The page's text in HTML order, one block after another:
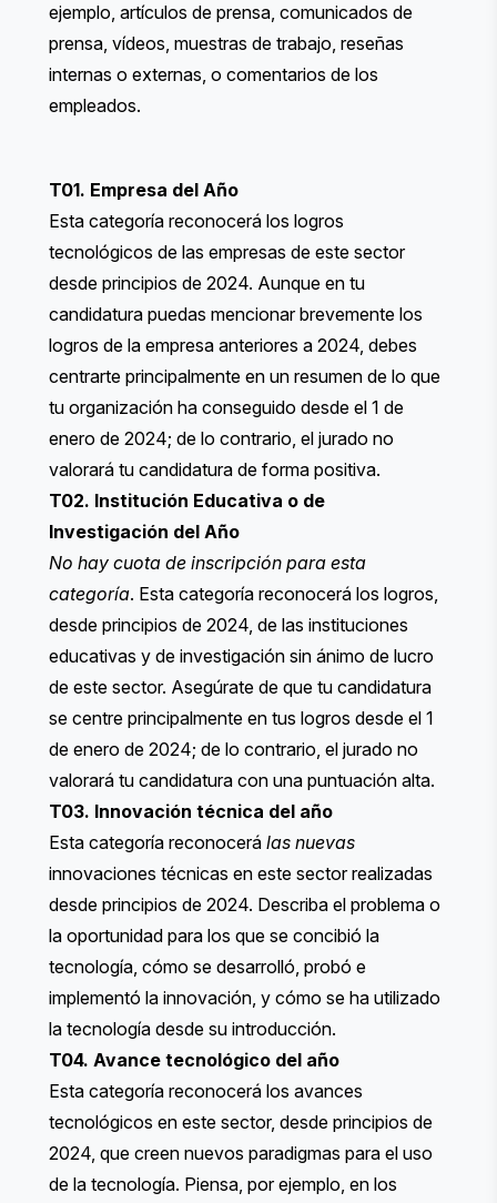
ejemplo, artículos de prensa, comunicados de
prensa, vídeos, muestras de trabajo, reseñas
internas o externas, o comentarios de los
empleados.
T01. Empresa del Año
Esta categoría reconocerá los logros
tecnológicos de las empresas de este sector
desde principios de 2024. Aunque en tu
candidatura puedas mencionar brevemente los
logros de la empresa anteriores a 2024, debes
centrarte principalmente en un resumen de lo que
tu organización ha conseguido desde el 1 de
enero de 2024; de lo contrario, el jurado no
valorará tu candidatura de forma positiva.
T02. Institución Educativa o de
Investigación del Año
No hay cuota de inscripción para esta
categoría. Esta categoría reconocerá los logros,
desde principios de 2024, de las instituciones
educativas y de investigación sin ánimo de lucro
de este sector. Asegúrate de que tu candidatura
se centre principalmente en tus logros desde el 1
de enero de 2024; de lo contrario, el jurado no
valorará tu candidatura con una puntuación alta.
T03. Innovación técnica del año
Esta categoría reconocerá las nuevas
innovaciones técnicas en este sector realizadas
desde principios de 2024. Describa el problema o
la oportunidad para los que se concibió la
tecnología, cómo se desarrolló, probó e
implementó la innovación, y cómo se ha utilizado
la tecnología desde su introducción.
T04. Avance tecnológico del año
Esta categoría reconocerá los avances
tecnológicos en este sector, desde principios de
2024, que creen nuevos paradigmas para el uso
de la tecnología. Piensa, por ejemplo, en los